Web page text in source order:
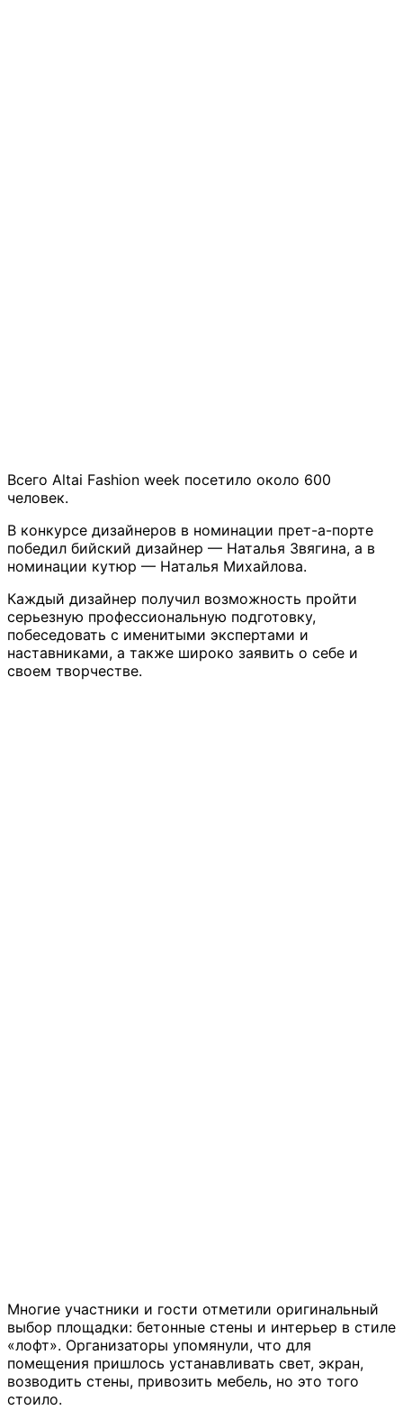
Всего Altai Fashion week посетило около 600
человек.
В конкурсе дизайнеров в номинации прет-а-порте
победил бийский дизайнер — Наталья Звягина, а в
номинации кутюр — Наталья Михайлова.
Каждый дизайнер получил возможность пройти
серьезную профессиональную подготовку,
побеседовать с именитыми экспертами и
наставниками, а также широко заявить о себе и
своем творчестве.
Многие участники и гости отметили оригинальный
выбор площадки: бетонные стены и интерьер в стиле
«лофт». Организаторы упомянули, что для
помещения пришлось устанавливать свет, экран,
возводить стены, привозить мебель, но это того
стоило.